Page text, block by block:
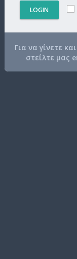
LOGIN
Για να γίνετε
στείλτε μας